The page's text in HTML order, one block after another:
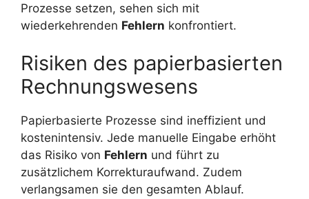
Prozesse setzen, sehen sich mit
wiederkehrenden Fehlern konfrontiert.
Risiken des papierbasierten
Rechnungswesens
Papierbasierte Prozesse sind ineffizient und
kostenintensiv. Jede manuelle Eingabe erhöht
das Risiko von Fehlern und führt zu
zusätzlichem Korrekturaufwand. Zudem
verlangsamen sie den gesamten Ablauf.